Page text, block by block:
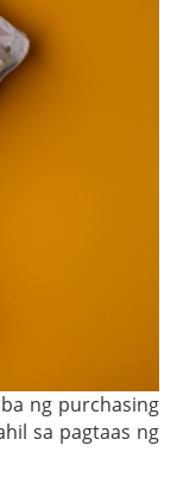
ng purchasing
sa pagtaas ng